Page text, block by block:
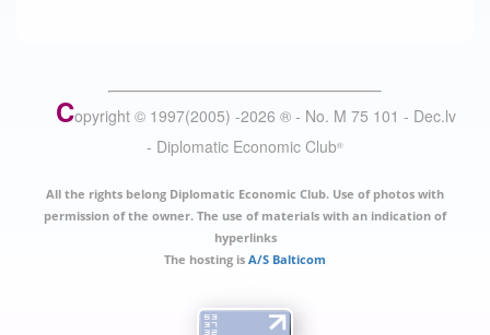
Copyright © 1997(2005) -2026 ® - No. M 75 101 - Dec.lv
- Diplomatic Economic Club®
All the rights belong Diplomatic Economic Club. Use of photos with
permission of the owner. The use of materials with an indication of
hyperlinks
The hosting is A/S Balticom